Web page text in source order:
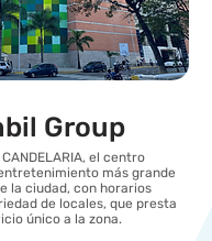
Group
el centro
más grande
la ciudad, con horarios
de locales, que presta
único a la zona.